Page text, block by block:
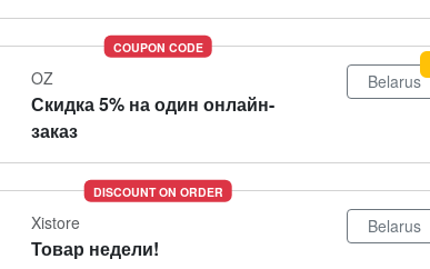
COUPON CODE
OZ
Скидка 5% на один онлайн-
заказ
Belarus
DISCOUNT ON ORDER
Xistore
Товар недели!
Belarus